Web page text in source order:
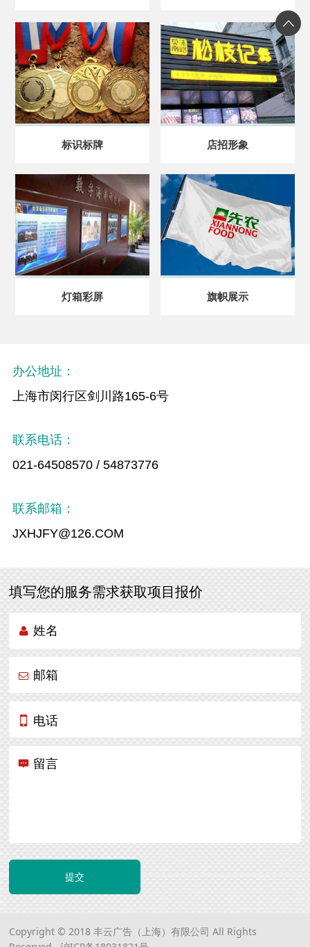
标识标牌 店招形象
灯箱彩屏 旗帜展示
办公地址：
上海市闵行区剑川路165-6号
联系电话：
021-64508570 / 54873776
联系邮箱：
JXHJFY@126.COM
填写您的服务需求获取项目报价
姓名
邮箱
电话
留言
提交
Copyright © 2018 丰云广告（上海）有限公司 All Rights